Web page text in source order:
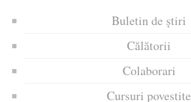
Buletin de știri
Călătorii
Colaborari
Cursuri povestite